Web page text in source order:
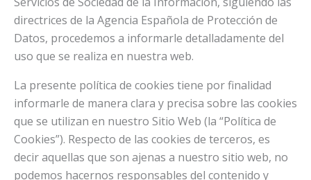
directrices de la Agencia Española de Protección de
Datos, procedemos a informarle detalladamente del
uso que se realiza en nuestra web.
La presente política de cookies tiene por finalidad
informarle de manera clara y precisa sobre las cookies
que se utilizan en nuestro Sitio Web (la “Política de
Cookies”). Respecto de las cookies de terceros, es
decir aquellas que son ajenas a nuestro sitio web, no
podemos hacernos responsables del contenido y